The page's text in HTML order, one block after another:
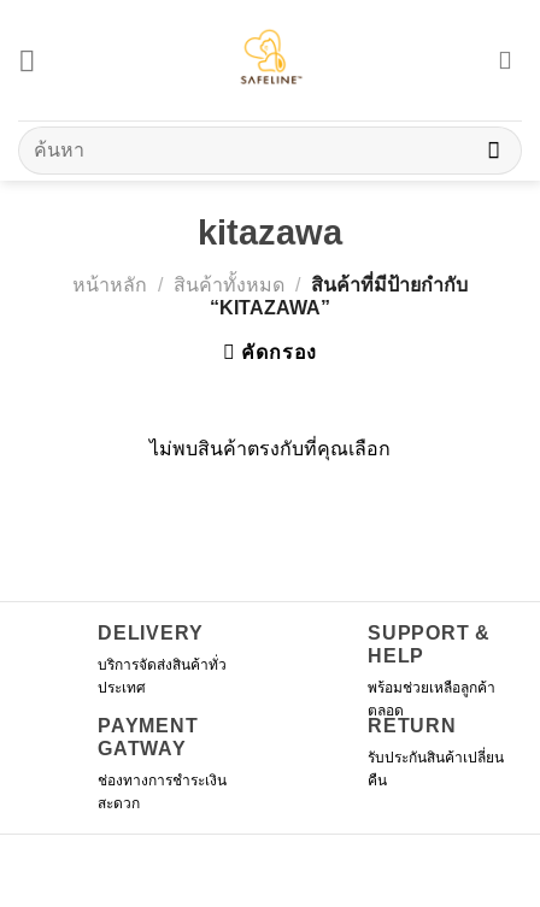
content
ค้นหา:
kitazawa
หน้าหลัก / สินค้าทั้งหมด /
สินค้าที่มีป้ายกำกับ
“KITAZAWA”
คัดกรอง
ไม่พบสินค้าตรงกับที่คุณเลือก
DELIVERY
บริการจัดส่งสินค้าทั่ว
ประเทศ
SUPPORT &
HELP
พร้อมช่วยเหลือลูกค้า
ตลอด
PAYMENT
GATWAY
ช่องทางการชำระเงิน
สะดวก
RETURN
รับประกันสินค้าเปลี่ยน
คืน